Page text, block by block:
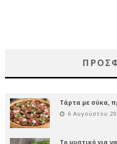
Τάρτα με σύκα,
6 Αυγούστου
Το μυστικό για